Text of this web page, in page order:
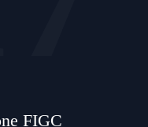
FIGC